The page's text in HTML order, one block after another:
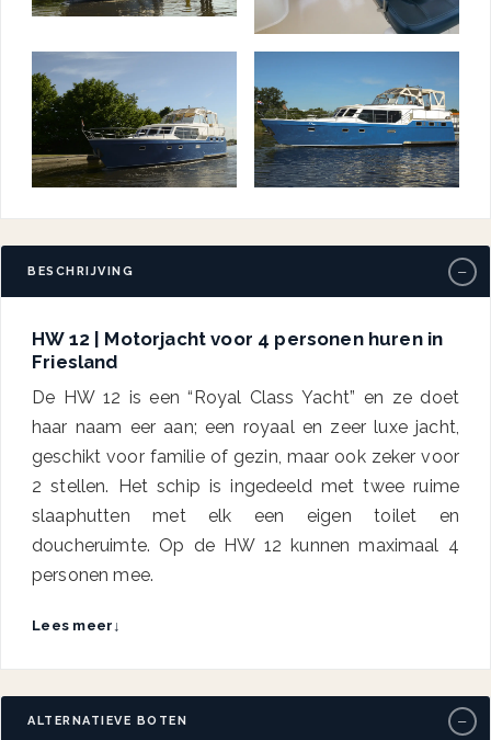
BESCHRIJVING −
HW 12 | Motorjacht voor 4 personen huren in
Friesland
De HW 12 is een “Royal Class Yacht” en ze doet
haar naam eer aan; een royaal en zeer luxe jacht,
geschikt voor familie of gezin, maar ook zeker voor
2 stellen. Het schip is ingedeeld met twee ruime
slaaphutten met elk een eigen toilet en
doucheruimte. Op de HW 12 kunnen maximaal 4
personen mee.
Lees meer ↓
ALTERNATIEVE BOTEN −